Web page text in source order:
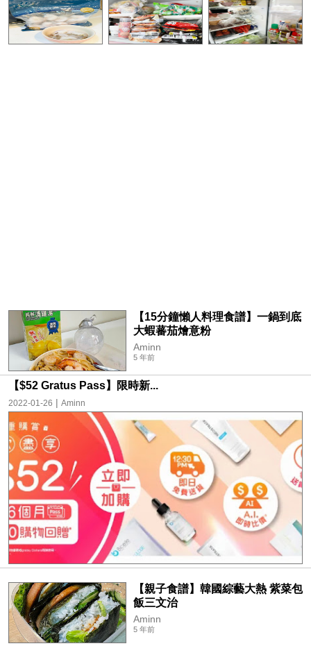
【15分鐘懶人料理食譜】一鍋到底
大蝦蕃茄燴意粉
Aminn
5 年前
【$52 Gratus Pass】限時新...
2022-01-26 | Aminn
【親子食譜】韓國綜藝大熱 紫菜包
飯三文治
Aminn
5 年前